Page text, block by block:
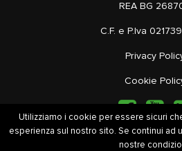
REA BG
C.F. e P.Iva
Privacy
Cookie
Utilizziamo i cookie per essere sicuri
esperienza sul nostro sito. Se continui ad
nostre